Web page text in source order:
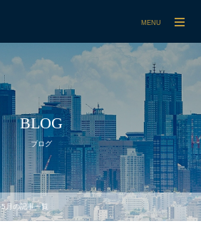
BLOG
ブログ
月の記事一覧
MENU